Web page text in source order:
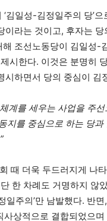
‘김일성-김정일주의 당’
이라는 것이고, 후자는
조선노동당이 김일성-
시한다. 이것은 분명히
시하면서 당의 중심이 김
계를 세우는 사업을 주
지를 중심으로 하는 당
때 더욱 두드러지게 나
한 차례도 거명하지 않
일주의’만 남발했다. 반
상적으로 결합되었으